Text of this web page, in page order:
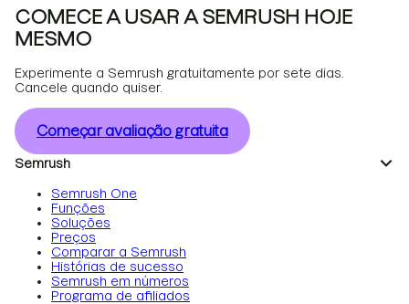
COMECE A USAR A SEMRUSH HOJE
MESMO
Experimente a Semrush gratuitamente por sete dias.
Cancele quando quiser.
Começar avaliação gratuita
Semrush
Semrush One
Funções
Soluções
Preços
Comparar a Semrush
Histórias de sucesso
Semrush em números
Programa de afiliados